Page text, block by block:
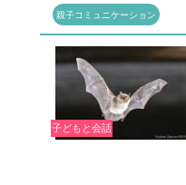
親子コミュニケーション
子どもと会話